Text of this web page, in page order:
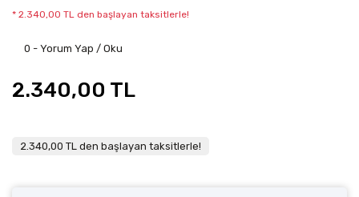
* 2.340,00 TL den başlayan taksitlerle!
0 - Yorum Yap / Oku
2.340,00 TL
2.340,00 TL den başlayan taksitlerle!